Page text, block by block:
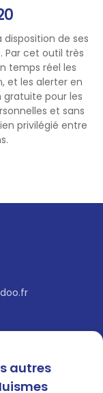
de ses
Par cet outil très
temps réel les
et les alerter en
gratuite pour les
et sans
privilégié entre
!
autres